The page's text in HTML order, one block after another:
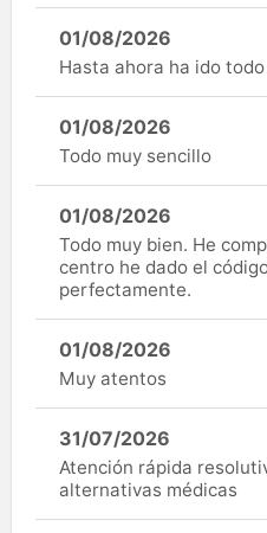
01/08/2026
Hasta ahora ha ido
01/08/2026
Todo muy sencillo
01/08/2026
Todo muy bien. He
centro he dado el
perfectamente.
01/08/2026
Muy atentos
31/07/2026
Atención rápida
alternativas médicas